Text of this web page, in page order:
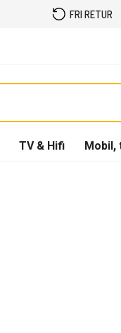
FRI RETUR
TV & Hifi Mobil,